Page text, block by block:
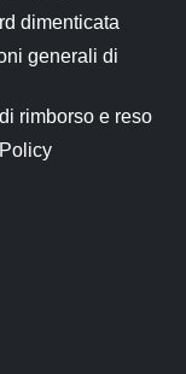
dimenticata
generali di
rimborso e reso